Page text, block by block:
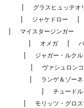
グラスヒュッテオ
ジャケドロー
マイスタージンガー
オメガ
ジャガー・ルクル
ヴァシュロン
ランゲ＆ゾーネ
チュードル
モリッツ・グロス